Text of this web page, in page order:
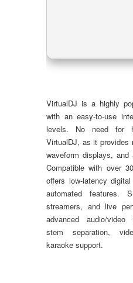
VirtualDJ is a highly
with an easy-to-use
levels. No need for
VirtualDJ, as it provides
waveform displays, and
Compatible with over
offers low-latency
automated features.
streamers, and live
advanced audio/video
stem separation,
karaoke support.